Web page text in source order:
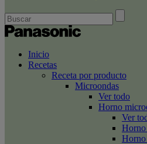
Inicio
Recetas
Receta por producto
Microondas
Ver todo
Horno
Ver
Horno